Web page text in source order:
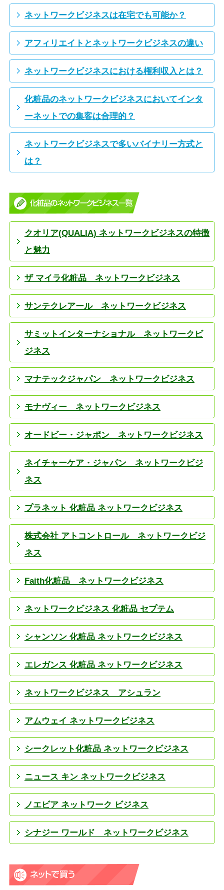
ネットワークビジネスは在宅でも可能か？
アフィリエイトとネットワークビジネスの違い
ネットワークビジネスにおける権利収入とは？
化粧品のネットワークビジネスにおいてインタ
ーネットでの集客は合理的？
ネットワークビジネスで多いバイナリー方式と
は？
クオリア(QUALIA) ネットワークビジネスの特徴
と魅力
ザ マイラ化粧品 ネットワークビジネス
サンテクレアール ネットワークビジネス
サミットインターナショナル ネットワークビ
ジネス
マナテックジャパン ネットワークビジネス
モナヴィー ネットワークビジネス
オードビー・ジャポン ネットワークビジネス
ネイチャーケア・ジャパン ネットワークビジ
ネス
プラネット 化粧品 ネットワークビジネス
株式会社 アトコントロール ネットワークビジ
ネス
Faith化粧品 ネットワークビジネス
ネットワークビジネス 化粧品 セプテム
シャンソン 化粧品 ネットワークビジネス
エレガンス 化粧品 ネットワークビジネス
ネットワークビジネス アシュラン
アムウェイ ネットワークビジネス
シークレット化粧品 ネットワークビジネス
ニュース キン ネットワークビジネス
ノエビア ネットワーク ビジネス
シナジー ワールド ネットワークビジネス